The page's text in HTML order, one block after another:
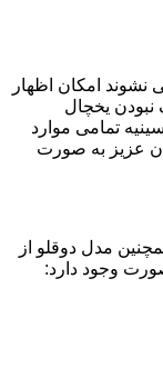
امکان اظهار
یخچال
تمامی موارد
عزیز به صورت
مدل دوقلو از